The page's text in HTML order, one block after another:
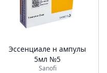
Эссенциале н ампулы
5мл №5
Sanofi